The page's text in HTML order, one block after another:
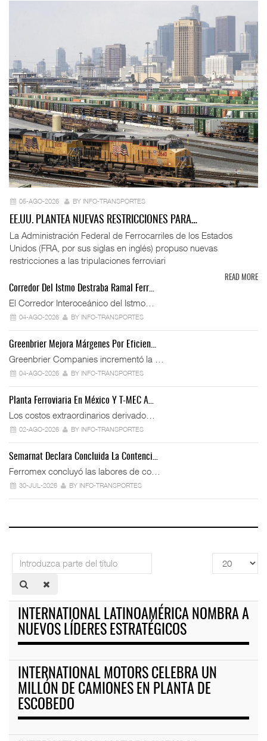
05-AGO-2026 BY INFO-TRANSPORTES
EE.UU. PLANTEA NUEVAS RESTRICCIONES PARA…
La Administración Federal de Ferrocarriles de los Estados
Unidos (FRA, por sus siglas en inglés) propuso nuevas
restricciones a las tripulaciones ferroviari
READ MORE
Corredor Del Istmo Destraba Ramal Ferr…
El Corredor Interoceánico del Istmo…
04-AGO-2026 BY INFO-TRANSPORTES
Greenbrier Mejora Márgenes Por Eficien…
Greenbrier Companies incrementó la …
04-AGO-2026 BY INFO-TRANSPORTES
Planta Ferroviaria En México Y T-MEC A…
Los costos extraordinarios derivado…
02-AGO-2026 BY INFO-TRANSPORTES
Semarnat Declara Concluida La Contenci…
Ferromex concluyó las labores de co…
30-JUL-2026 BY INFO-TRANSPORTES
Introduzca
parte
del
Cantidad
a
INTERNATIONAL LATINOAMÉRICA NOMBRA A
NUEVOS LÍDERES ESTRATÉGICOS
INTERNATIONAL MOTORS CELEBRA UN
MILLÓN DE CAMIONES EN PLANTA DE
ESCOBEDO